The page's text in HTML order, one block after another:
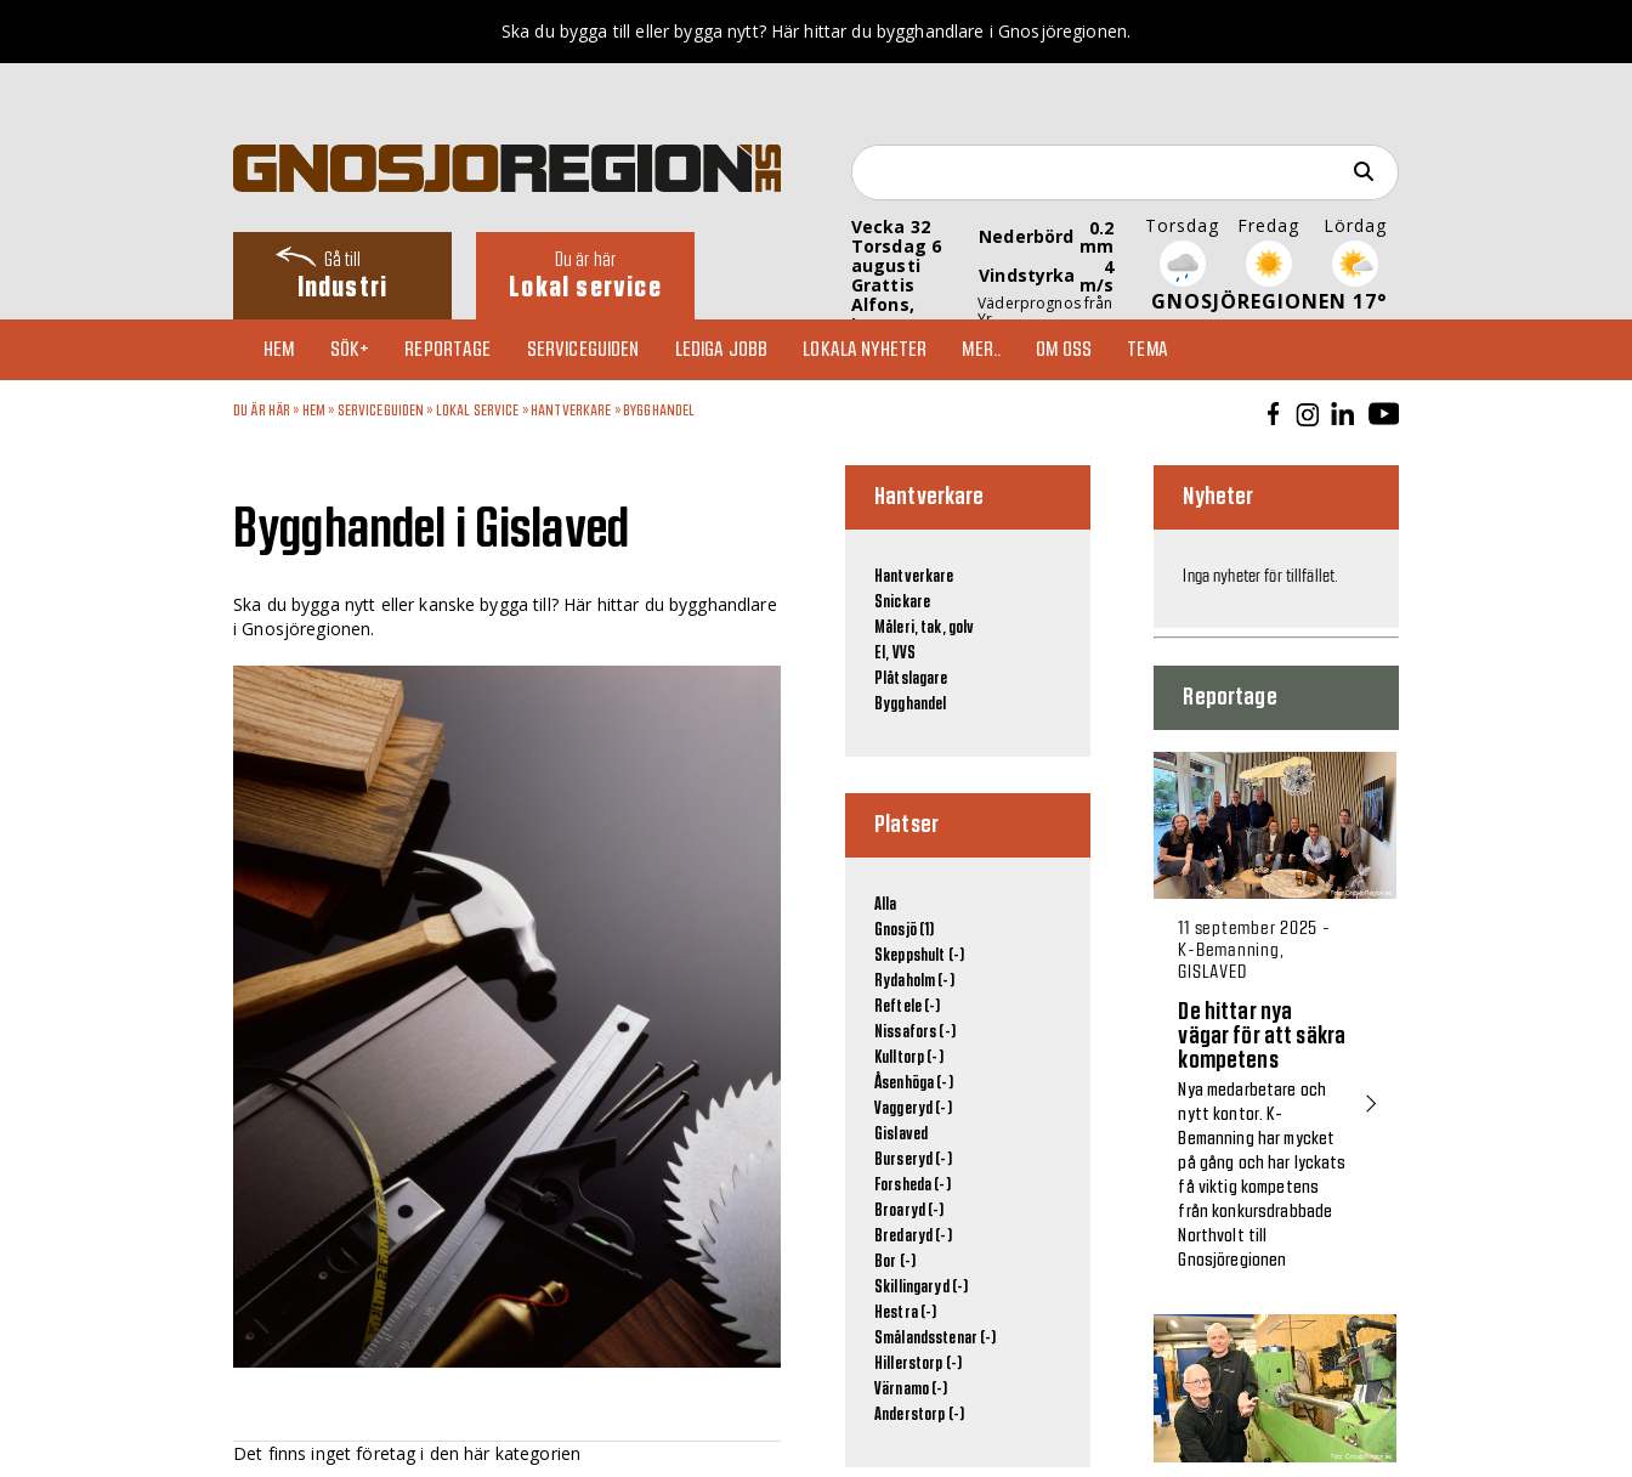
Ska du bygga till eller bygga nytt? Här hittar du bygghandlare i Gnosjöregionen.
Gå till
Industri
Du är här
Lokal service
Vecka 32
Torsdag 6
augusti
Grattis
Alfons,
Inez
Nederbörd 0.2
mm
Vindstyrka
4
m/s
Väderprognos från
Yr
Torsdag Fredag Lördag
GNOSJÖREGIONEN 17°
HEM SÖK+ REPORTAGE SERVICEGUIDEN LEDIGA JOBB LOKALA NYHETER MER.. OM OSS TEMA
DU ÄR HÄR » HEM » SERVICEGUIDEN » LOKAL SERVICE » HANTVERKARE » BYGGHANDEL
Bygghandel i Gislaved
Ska du bygga nytt eller kanske bygga till? Här hittar du bygghandlare
i Gnosjöregionen.
Det finns inget företag i den här kategorien
Hantverkare
Hantverkare
Snickare
Måleri, tak, golv
El, VVS
Plåtslagare
Bygghandel
Platser
Alla
Gnosjö (1)
Skeppshult (-)
Rydaholm (-)
Reftele (-)
Nissafors (-)
Kulltorp (-)
Åsenhöga (-)
Vaggeryd (-)
Gislaved
Burseryd (-)
Forsheda (-)
Broaryd (-)
Bredaryd (-)
Bor (-)
Skillingaryd (-)
Hestra (-)
Smålandsstenar (-)
Hillerstorp (-)
Värnamo (-)
Anderstorp (-)
Nyheter
Inga nyheter för tillfället.
Reportage
11 september 2025 -
K-Bemanning,
GISLAVED
De hittar nya
vägar för att säkra
kompetens
Nya medarbetare och
nytt kontor. K-
Bemanning har mycket
på gång och har lyckats
få viktig kompetens
från konkursdrabbade
Northvolt till
Gnosjöregionen